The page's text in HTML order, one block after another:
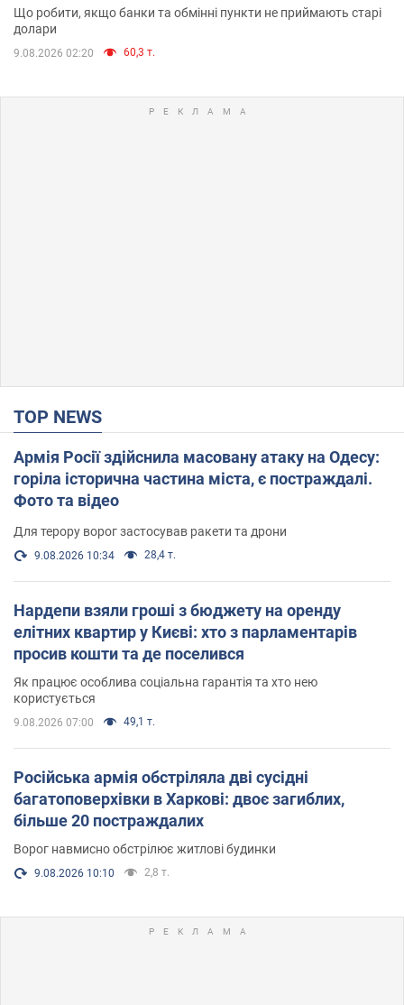
Що робити, якщо банки та обмінні пункти не приймають старі
долари
9.08.2026 02:20 60,3 т.
TOP NEWS
Армія Росії здійснила масовану атаку на Одесу:
горіла історична частина міста, є постраждалі.
Фото та відео
Для терору ворог застосував ракети та дрони
9.08.2026 10:34 28,4 т.
Нардепи взяли гроші з бюджету на оренду
елітних квартир у Києві: хто з парламентарів
просив кошти та де поселився
Як працює особлива соціальна гарантія та хто нею
користується
9.08.2026 07:00 49,1 т.
Російська армія обстріляла дві сусідні
багатоповерхівки в Харкові: двоє загиблих,
більше 20 постраждалих
Ворог навмисно обстрілює житлові будинки
9.08.2026 10:10 2,8 т.